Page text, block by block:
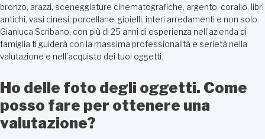
bronzo, arazzi, sceneggiature cinematografiche, argento, corallo, libri
antichi, vasi cinesi, porcellane, gioielli, interi arredamenti e non solo.
Gianluca Scribano, con più di 25 anni di esperienza nell’azienda di
famiglia ti guiderà con la massima professionalità e serietà nella
valutazione e nell’acquisto dei tuoi oggetti.
Ho delle foto degli oggetti. Come
posso fare per ottenere una
valutazione?